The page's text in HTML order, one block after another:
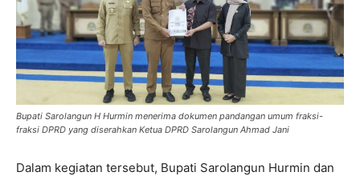
Bupati Sarolangun H Hurmin menerima dokumen pandangan umum fraksi-
fraksi DPRD yang diserahkan Ketua DPRD Sarolangun Ahmad Jani
Dalam kegiatan tersebut, Bupati Sarolangun Hurmin dan